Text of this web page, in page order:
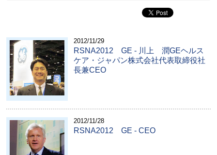
2012/11/29
RSNA2012 GE - 川上 潤GEヘルス
ケア・ジャパン株式会社代表取締役社
長兼CEO
2012/11/28
RSNA2012 GE - CEO